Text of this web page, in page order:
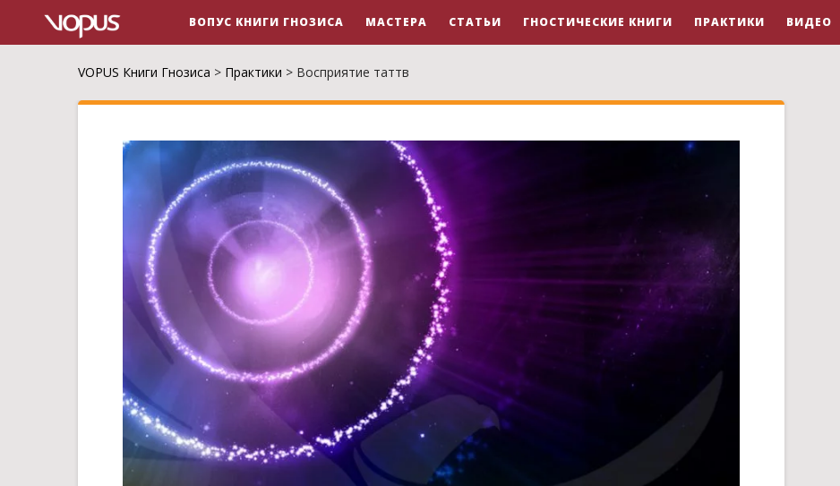
ВОПУС КНИГИ ГНОЗИСА МАСТЕРА СТАТЬИ ГНОСТИЧЕСКИЕ КНИГИ ПРАКТИКИ ВИДЕО
VOPUS Книги Гнозиса > Практики > Восприятие таттв